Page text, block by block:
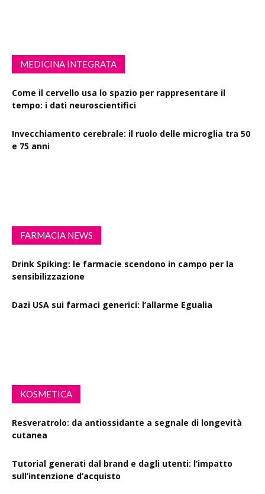
MEDICINA INTEGRATA
Come il cervello usa lo spazio per rappresentare il
tempo: i dati neuroscientifici
Invecchiamento cerebrale: il ruolo delle microglia tra 50
e 75 anni
FARMACIA NEWS
Drink Spiking: le farmacie scendono in campo per la
sensibilizzazione
Dazi USA sui farmaci generici: l’allarme Egualia
KOSMETICA
Resveratrolo: da antiossidante a segnale di longevità
cutanea
Tutorial generati dal brand e dagli utenti: l’impatto
sull’intenzione d’acquisto